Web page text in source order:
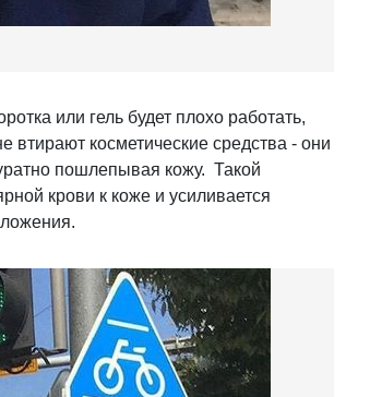
или гель будет плохо работать,
втирают косметические средства - они
пошлепывая кожу. Такой
крови к коже и усиливается